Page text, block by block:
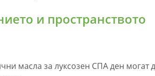
и пространството
масла за луксозен СПА ден могат